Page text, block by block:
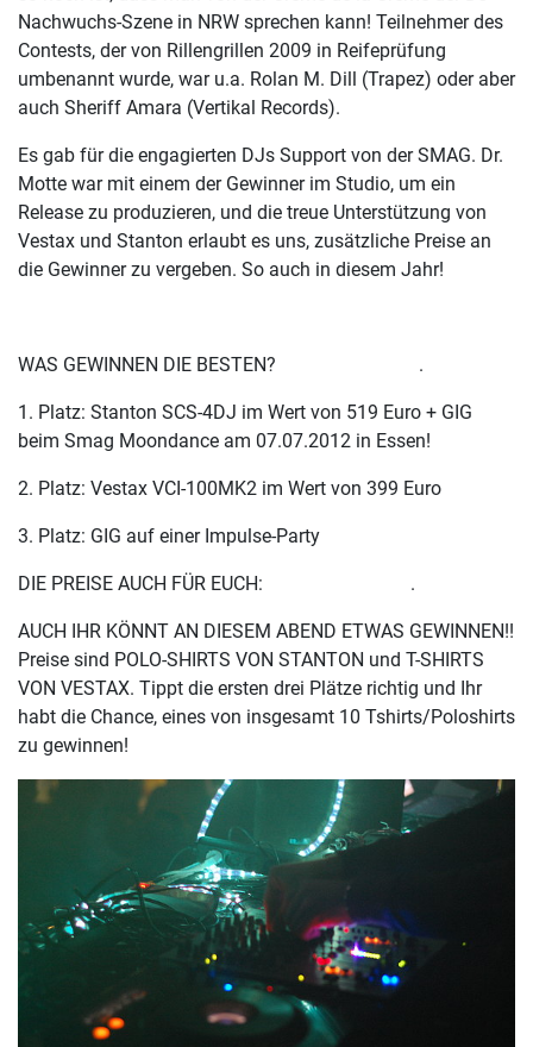
Nachwuchs-Szene in NRW sprechen kann! Teilnehmer des
Contests, der von Rillengrillen 2009 in Reifeprüfung
umbenannt wurde, war u.a. Rolan M. Dill (Trapez) oder aber
auch Sheriff Amara (Vertikal Records).
Es gab für die engagierten DJs Support von der SMAG. Dr.
Motte war mit einem der Gewinner im Studio, um ein
Release zu produzieren, und die treue Unterstützung von
Vestax und Stanton erlaubt es uns, zusätzliche Preise an
die Gewinner zu vergeben. So auch in diesem Jahr!
WAS GEWINNEN DIE BESTEN? .
1. Platz: Stanton SCS-4DJ im Wert von 519 Euro + GIG
beim Smag Moondance am 07.07.2012 in Essen!
2. Platz: Vestax VCI-100MK2 im Wert von 399 Euro
3. Platz: GIG auf einer Impulse-Party
DIE PREISE AUCH FÜR EUCH: .
AUCH IHR KÖNNT AN DIESEM ABEND ETWAS GEWINNEN!!
Preise sind POLO-SHIRTS VON STANTON und T-SHIRTS
VON VESTAX. Tippt die ersten drei Plätze richtig und Ihr
habt die Chance, eines von insgesamt 10 Tshirts/Poloshirts
zu gewinnen!